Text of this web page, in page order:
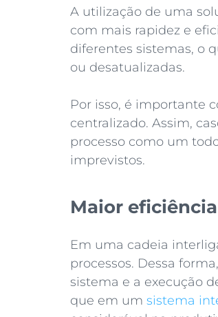
A utilização de uma
com mais rapidez e
diferentes sistemas, o
ou desatualizadas.
Por isso, é importante
centralizado. Assim,
processo como um
imprevistos.
Maior
Em uma cadeia
processos. Dessa
sistema e a execução
que em um sistema